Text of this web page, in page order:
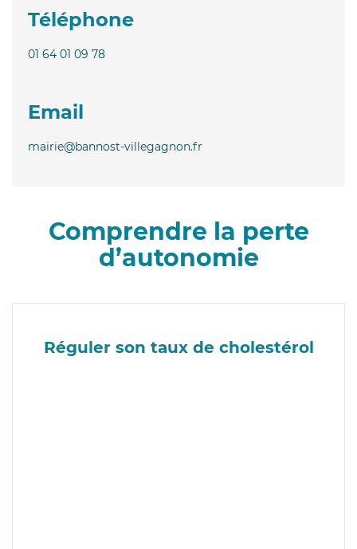
Téléphone
01 64 01 09 78
Email
mairie@bannost-villegagnon.fr
Comprendre la perte
d’autonomie
Réguler son taux de cholestérol